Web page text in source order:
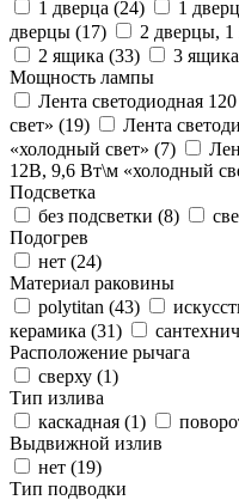
1 дверца (24) 1
дверцы (17) 2 дверцы,
2 ящика (33) 3
Мощность лампы
Лента светодиодная
свет» (19)
Лента
«холодный свет» (7)
12В, 9,6 Вт\м «холодный
Подсветка
без подсветки (8)
Подогрев
нет (24)
Материал раковины
polytitan (43)
керамика (31)
Расположение рычага
сверху (1)
Тип излива
каскадная (1)
Выдвижной излив
нет (19)
Тип подводки